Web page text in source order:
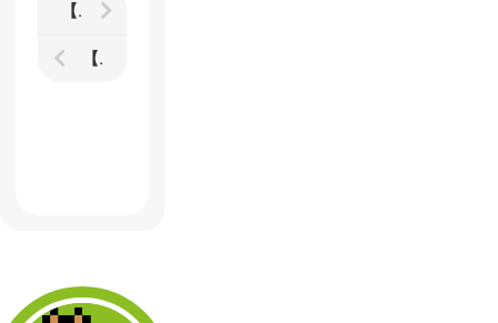
【Child of Light】レビュー おとぎ話とRPGの美しい絵本
【Free Rider HD】自由なコースを自転車でエクストリームにトライアルするシンプルゲーム